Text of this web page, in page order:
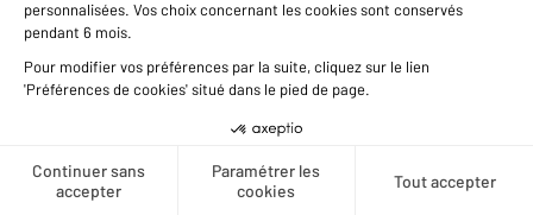
Créer une alerte
Voir le détail du bien